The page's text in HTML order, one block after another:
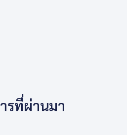
รที่ผ่านมา